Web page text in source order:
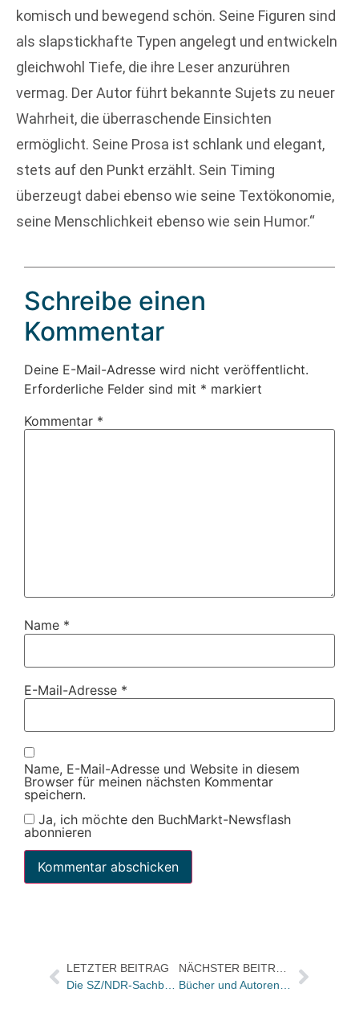
komisch und bewegend schön. Seine Figuren sind
als slapstickhafte Typen angelegt und entwickeln
gleichwohl Tiefe, die ihre Leser anzurühren
vermag. Der Autor führt bekannte Sujets zu neuer
Wahrheit, die überraschende Einsichten
ermöglicht. Seine Prosa ist schlank und elegant,
stets auf den Punkt erzählt. Sein Timing
überzeugt dabei ebenso wie seine Textökonomie,
seine Menschlichkeit ebenso wie sein Humor.“
Schreibe einen
Kommentar
Deine E-Mail-Adresse wird nicht veröffentlicht.
Erforderliche Felder sind mit * markiert
Kommentar *
Name *
E-Mail-Adresse *
Name, E-Mail-Adresse und Website in diesem
Browser für meinen nächsten Kommentar
speichern.
Ja, ich möchte den BuchMarkt-Newsflash
abonnieren
LETZTER BEITRAG
Die SZ/NDR-Sachbücher im März: Auf Platz 1: Heinz Schilling